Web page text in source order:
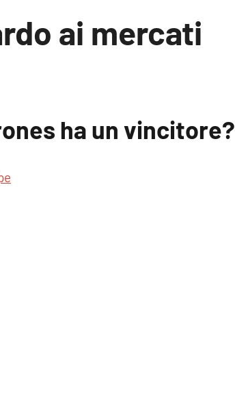
ai mercati
ha un vincitore?